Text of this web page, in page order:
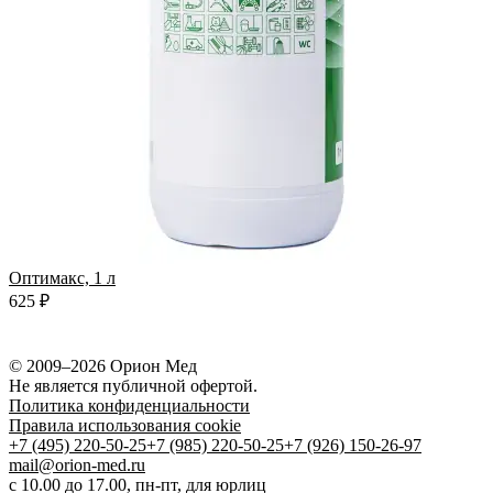
Оптимакс, 1 л
625 ₽
© 2009–2026 Орион Мед
Не является публичной офертой.
Политика конфиденциальности
Правила использования cookie
+7 (495) 220-50-25+7 (985) 220-50-25+7 (926) 150-26-97
mail@orion-med.ru
c 10.00 до 17.00, пн-пт, для юрлиц